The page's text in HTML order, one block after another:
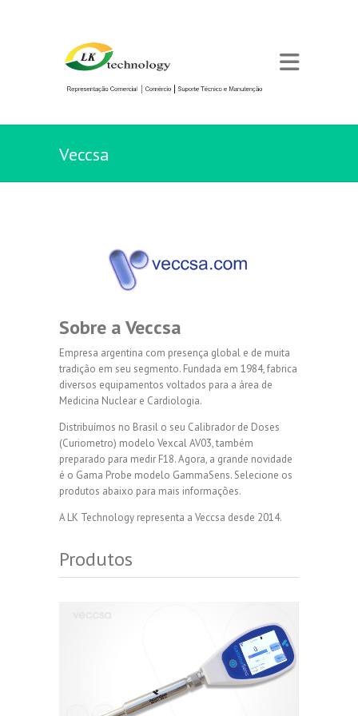
Veccsa
Sobre a Veccsa
Empresa argentina com presença global e de muita
tradição em seu segmento. Fundada em 1984, fabrica
diversos equipamentos voltados para a área de
Medicina Nuclear e Cardiologia.
Distribuímos no Brasil o seu Calibrador de Doses
(Curiometro) modelo Vexcal AV03, também
preparado para medir F18. Agora, a grande novidade
é o Gama Probe modelo GammaSens. Selecione os
produtos abaixo para mais informações.
A LK Technology representa a Veccsa desde 2014.
Produtos